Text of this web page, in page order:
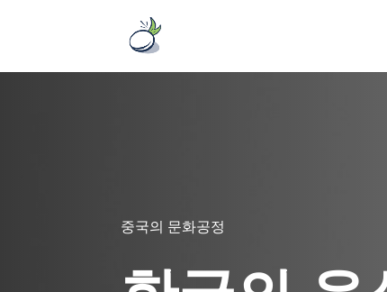
중국의 문화공정